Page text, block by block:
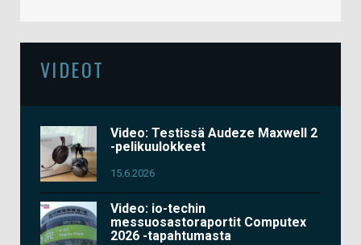
VIDEOT
Video: Testissä Audeze Maxwell 2
-pelikuulokkeet
15.6.2026
Video: io-techin
messuosastoraportit Computex
2026 -tapahtumasta